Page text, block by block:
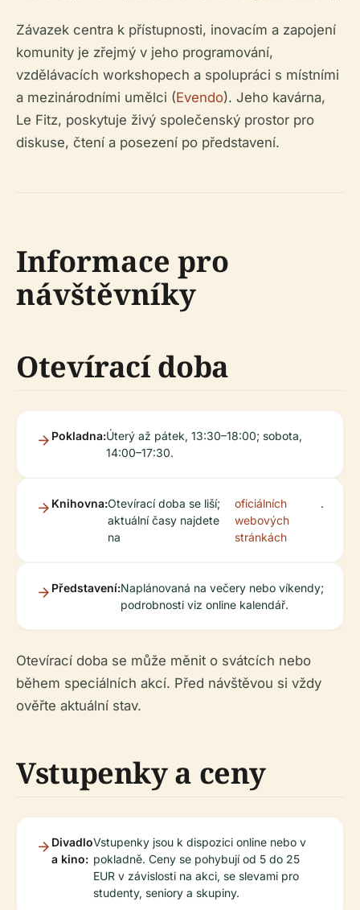
Závazek centra k přístupnosti, inovacím a zapojení
komunity je zřejmý v jeho programování,
vzdělávacích workshopech a spolupráci s místními
a mezinárodními umělci (Evendo). Jeho kavárna,
Le Fitz, poskytuje živý společenský prostor pro
diskuse, čtení a posezení po představení.
Informace pro
návštěvníky
Otevírací doba
Pokladna:Úterý až pátek, 13:30–18:00; sobota,
14:00–17:30.
Knihovna:Otevírací doba se liší;
aktuální časy najdete
na
oficiálních
webových
stránkách
.
Představení:Naplánovaná na večery nebo víkendy;
podrobnosti viz online kalendář.
Otevírací doba se může měnit o svátcích nebo
během speciálních akcí. Před návštěvou si vždy
ověřte aktuální stav.
Vstupenky a ceny
Divadlo
a kino:
Vstupenky jsou k dispozici online nebo v
pokladně. Ceny se pohybují od 5 do 25
EUR v závislosti na akci, se slevami pro
studenty, seniory a skupiny.